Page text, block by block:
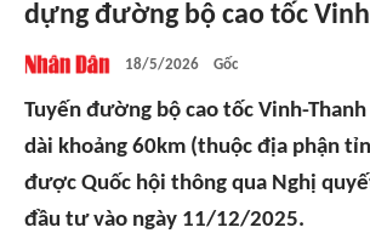
dựng đường bộ cao tốc
18/5/2026 Gốc
Tuyến đường bộ cao tốc Vinh-
dài khoảng 60km (thuộc địa phận
được Quốc hội thông qua Nghị
đầu tư vào ngày 11/12/2025.